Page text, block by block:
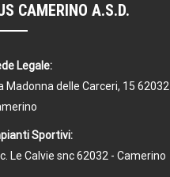
CAMERINO A.S.D.
Legale:
Madonna delle Carceri, 15 62032
Sportivi:
Le Calvie snc 62032 - Camerino